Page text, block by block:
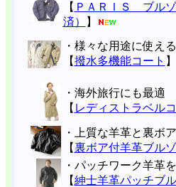
【 ＰＡＲＩＳ ブル
済）
】
・様々な用途に使える
【撥水多機能コート 】
・海外旅行にも最適
【 レディストラベル
・上質な羊革と裏ボ
【裏ボア付羊革ブル
・パッチワーク羊革
【紳士羊革パッチブ